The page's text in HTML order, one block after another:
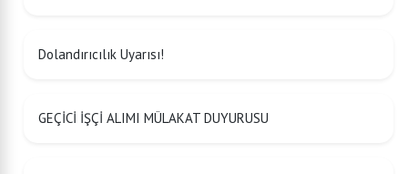
Dolandırıcılık Uyarısı!
GEÇİCİ İŞÇİ ALIMI MÜLAKAT DUYURUSU